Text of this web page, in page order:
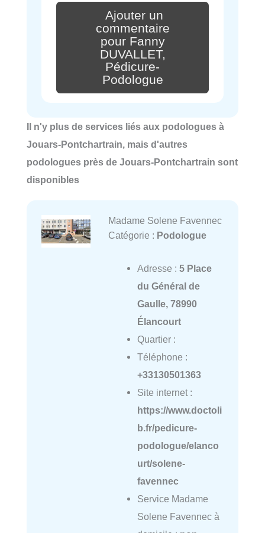
Ajouter un
commentaire
pour Fanny
DUVALLET,
Pédicure-
Podologue
Il n'y plus de services liés aux podologues à
Jouars-Pontchartrain, mais d'autres
podologues près de Jouars-Pontchartrain sont
disponibles
Madame Solene Favennec
Catégorie : Podologue
Adresse : 5 Place
du Général de
Gaulle, 78990
Élancourt
Quartier :
Téléphone :
+33130501363
Site internet :
https://www.doctoli
b.fr/pedicure-
podologue/elanco
urt/solene-
favennec
Service Madame
Solene Favennec à